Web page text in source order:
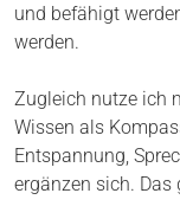
und befähigt
werden.
Zugleich nutze ich
Wissen als
Entspannung,
ergänzen sich.